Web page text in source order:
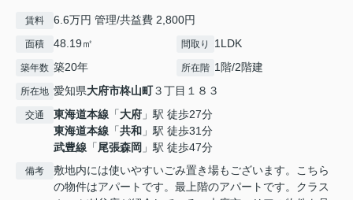
賃料 6.6万円 管理/共益費 2,800円
面積 48.19㎡ 間取り 1LDK
築年数 築20年 所在階 1階/2階建
所在地 愛知県大府市柊山町３丁目１８３
交通 東海道本線 「大府 」駅 徒歩27分
東海道本線 「共和 」駅 徒歩31分
武豊線 「尾張森岡 」駅 徒歩47分
備考
敷地内には使いやすいごみ置き場もございます。こちら
の物件はアパートです。最上階のアパートです。クラス